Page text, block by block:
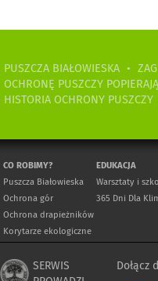
PUSZCZA BIAŁOWIESKA •
OCHRONĘ PUSZCZY POPIERAJĄ
HISTORIA OCHRONY PUSZCZY
CO ROBIMY?
Puszcza Białowieska
Ochrona gór
Ochrona drapieżników
Korytarze ekologiczne
EDUKACJA
Warsztaty i
365 Dni Dla
SERWIS
Dołącz